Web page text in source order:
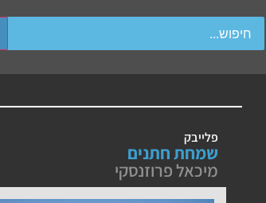
explore by touch or with swipe gestures.
פלייבק
שמחת חתנים
מיכאל פרוזנסקי